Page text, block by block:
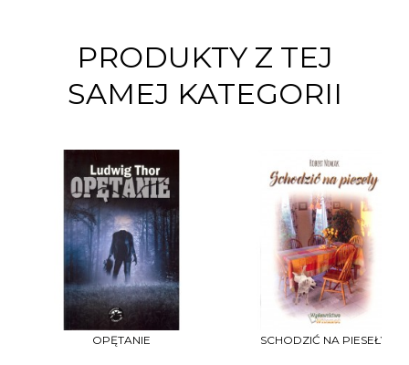
PRODUKTY Z TEJ
SAMEJ KATEGORII
OPĘTANIE SCHODZIĆ NA PIESEŁY